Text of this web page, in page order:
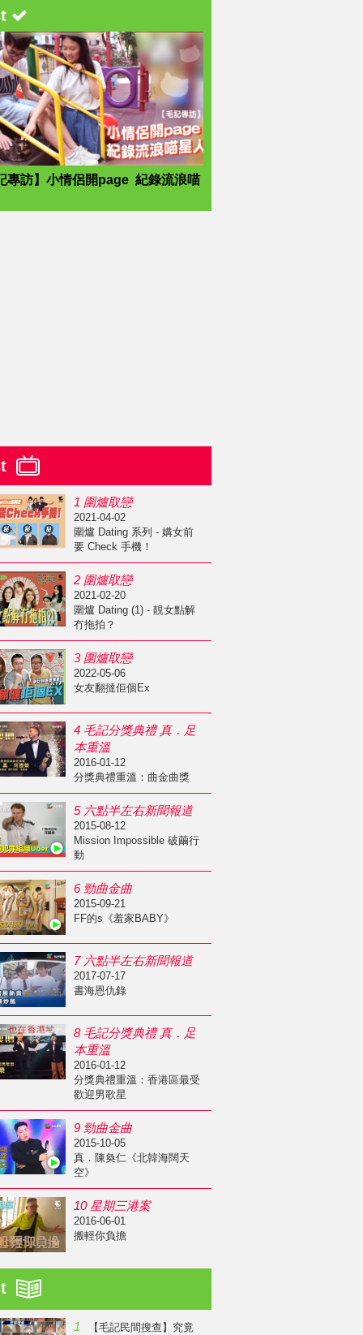
專訪】小情侶開page 紀錄流浪喵
1 圍爐取戀
2021-04-02
圍爐 Dating 系列 - 媾女前
要 Check 手機！
2 圍爐取戀
2021-02-20
圍爐 Dating (1) - 靚女點解
冇拖拍？
3 圍爐取戀
2022-05-06
女友翻撻佢個Ex
4 毛記分獎典禮 真．足
本重溫
2016-01-12
分獎典禮重溫：曲金曲獎
5 六點半左右新聞報道
2015-08-12
Mission Impossible 破繭行
動
6 勁曲金曲
2015-09-21
FF的s《羞家BABY》
7 六點半左右新聞報道
2017-07-17
書海恩仇錄
8 毛記分獎典禮 真．足
本重溫
2016-01-12
分獎典禮重溫：香港區最受
歡迎男歌星
9 勁曲金曲
2015-10-05
真．陳奐仁《北韓海闊天
空》
10 星期三港案
2016-06-01
搬輕你負擔
1
【毛記民間搜查】究竟